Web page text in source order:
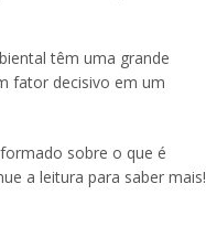
têm uma grande
fator decisivo em um
sobre o que é
a leitura para saber mais!